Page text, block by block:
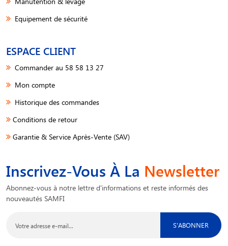
Equipement de sécurité
ESPACE CLIENT
Commander au 58 58 13 27
Mon compte
Historique des commandes
Conditions de retour
Garantie & Service Après-Vente (SAV)
Inscrivez-Vous À La Newsletter
Abonnez-vous à notre lettre d'informations et reste informés des
nouveautés SAMFI
S'ABONNER